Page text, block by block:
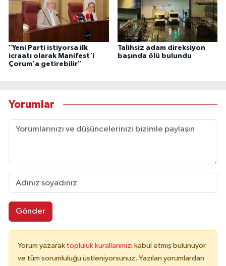
"Yeni Parti istiyorsa ilk
icraatı olarak Manifest'i
Çorum'a getirebilir"
Talihsiz adam direksiyon
başında ölü bulundu
Yorumlar
Gönder
Yorum yazarak topluluk kurallarımızı kabul etmiş bulunuyor
ve tüm sorumluluğu üstleniyorsunuz. Yazılan yorumlardan